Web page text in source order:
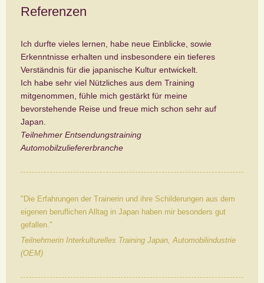
Referenzen
Ich durfte vieles lernen, habe neue Einblicke, sowie
Erkenntnisse erhalten und insbesondere ein tieferes
Verständnis für die japanische Kultur entwickelt.
Ich habe sehr viel Nützliches aus dem Training
mitgenommen, fühle mich gestärkt für meine
bevorstehende Reise und freue mich schon sehr auf
Japan.
Teilnehmer Entsendungstraining
Automobilzuliefererbranche
"Die Erfahrungen der Trainerin und ihre Schilderungen aus dem
eigenen beruflichen Alltag in Japan haben mir besonders gut
gefallen."
Teilnehmerin Interkulturelles Training Japan, Automobilindustrie
(OEM)